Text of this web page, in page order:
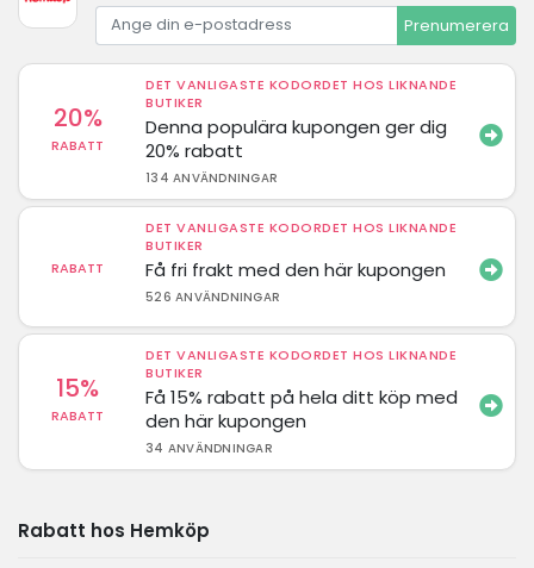
Prenumerera
20%
RABATT
DET VANLIGASTE KODORDET HOS LIKNANDE
BUTIKER
Denna populära kupongen ger dig
20% rabatt
134 ANVÄNDNINGAR
RABATT
DET VANLIGASTE KODORDET HOS LIKNANDE
BUTIKER
Få fri frakt med den här kupongen
526 ANVÄNDNINGAR
15%
RABATT
DET VANLIGASTE KODORDET HOS LIKNANDE
BUTIKER
Få 15% rabatt på hela ditt köp med
den här kupongen
34 ANVÄNDNINGAR
Rabatt hos Hemköp